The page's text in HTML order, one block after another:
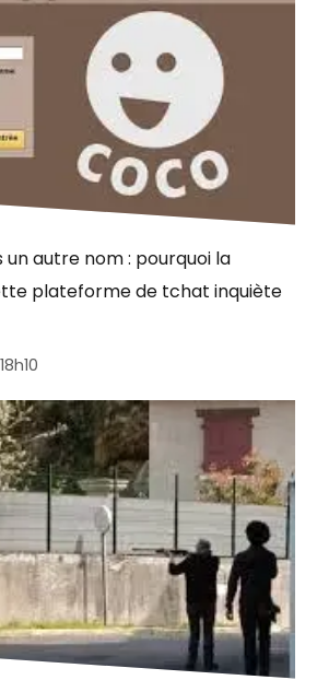
autre nom : pourquoi la
plateforme de tchat inquiète